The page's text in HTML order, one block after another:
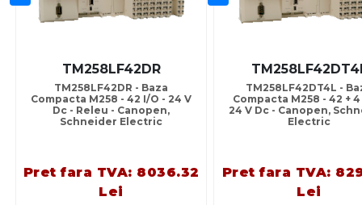
TM258LF42DR
TM258LF42DR - Baza
Compacta M258 - 42 I/O - 24 V
Dc - Releu - Canopen,
Schneider Electric
Pret fara TVA: 8036.32
Lei
TM258LF42DT4L -
Compacta M258 - 42 +
24 V Dc - Canopen,
Electric
Pret fara TVA:
Lei